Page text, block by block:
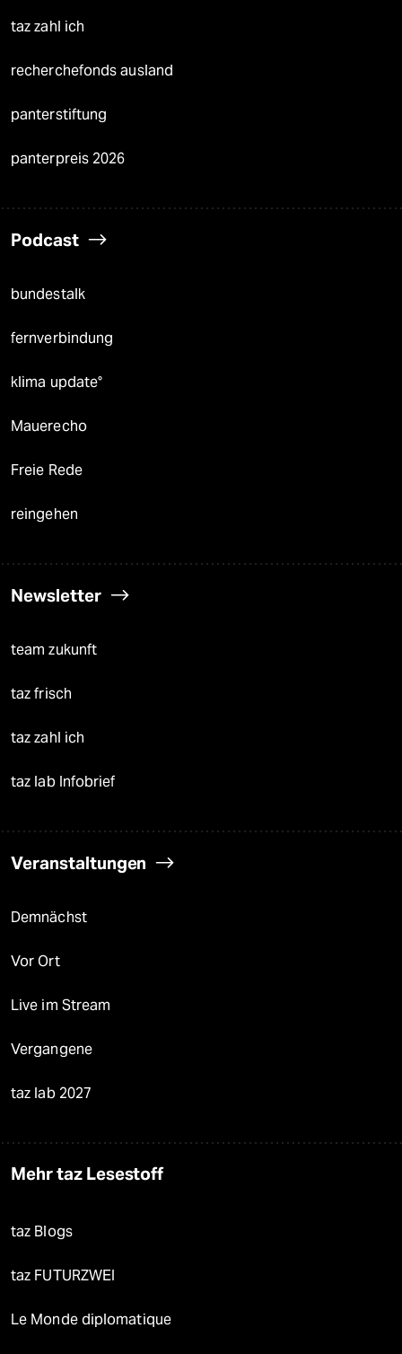
taz zahl ich
recherchefonds ausland
panterstiftung
panterpreis 2026
Podcast
bundestalk
fernverbindung
klima update°
Mauerecho
Freie Rede
reingehen
Newsletter
team zukunft
taz frisch
taz zahl ich
taz lab Infobrief
Veranstaltungen
Demnächst
Vor Ort
Live im Stream
Vergangene
taz lab 2027
Mehr taz Lesestoff
taz Blogs
taz FUTURZWEI
Le Monde diplomatique